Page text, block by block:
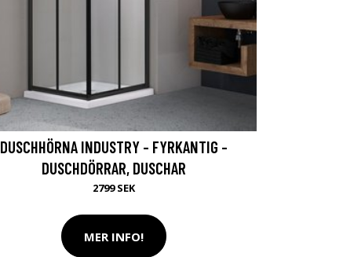
DUSCHHÖRNA INDUSTRY - FYRKANTIG -
DUSCHDÖRRAR, DUSCHAR
2799 SEK
MER INFO!